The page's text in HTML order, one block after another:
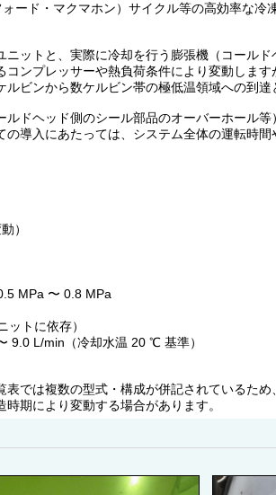
ード・マクマホン）サイクル等の高効率な冷
ットと、実際に冷却を行う膨張機（コール
ンプレッサーや熱負荷条件により変動しま
ビンから数ケルビン帯の極低温領域への到達
ドヘッド側のシール部品のオーバーホール
導入にあたっては、システム全体の運転時
）
MPa 〜 0.8 MPa
トに依存）
9.0 L/min（冷却水温 20 ℃ 基準）
では複数の型式・構成が併記されているた
期により変動する場合があります。